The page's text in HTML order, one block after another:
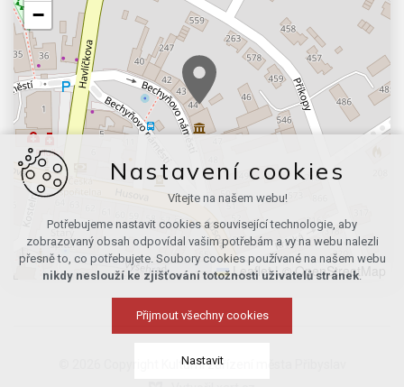
−
Leaflet | © OpenStreetMap
© 2026 Copyright Kulturní zařízení města Přibyslav
Nastavení cookies
Vítejte na našem webu!
Potřebujeme nastavit cookies a související technologie, aby
zobrazovaný obsah odpovídal vašim potřebám a vy na webu nalezli
přesně to, co potřebujete. Soubory cookies používané na našem webu
nikdy neslouží ke zjišťování totožnosti uživatelů stránek.
Přijmout všechny cookies
Nastavit